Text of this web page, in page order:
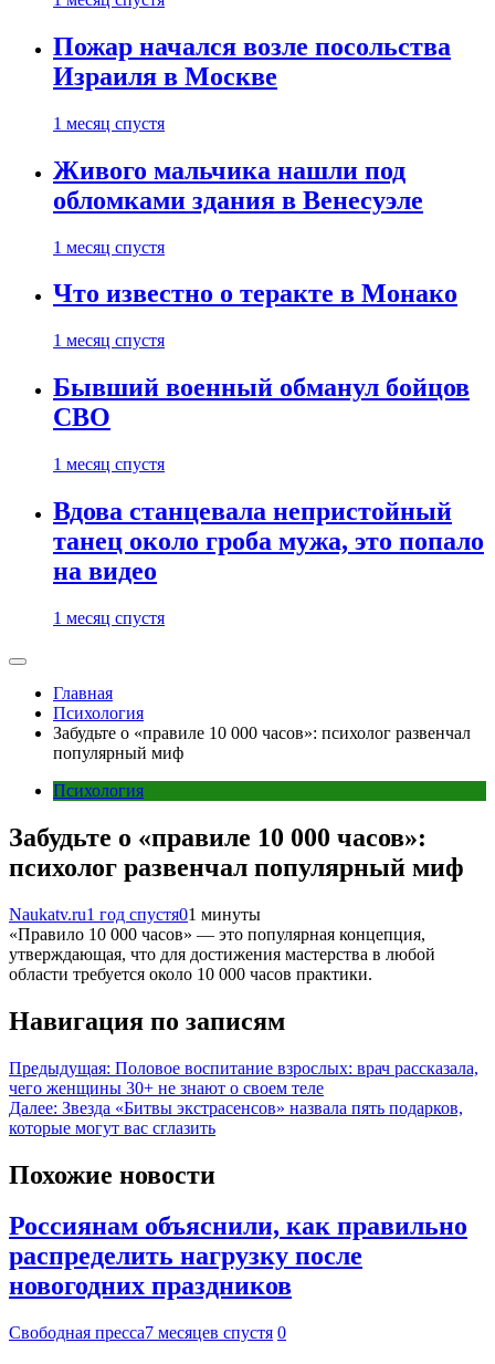
Пожар начался возле посольства
Израиля в Москве
1 месяц спустя
Живого мальчика нашли под
обломками здания в Венесуэле
1 месяц спустя
Что известно о теракте в Монако
1 месяц спустя
Бывший военный обманул бойцов
СВО
1 месяц спустя
Вдова станцевала непристойный
танец около гроба мужа, это попало
на видео
1 месяц спустя
Главная
Психология
Забудьте о «правиле 10 000 часов»: психолог развенчал
популярный миф
Психология
Забудьте о «правиле 10 000 часов»:
психолог развенчал популярный миф
Naukatv.ru1 год спустя01 минуты
«Правило 10 000 часов» — это популярная концепция,
утверждающая, что для достижения мастерства в любой
области требуется около 10 000 часов практики.
Навигация по записям
Предыдущая: Половое воспитание взрослых: врач рассказала,
чего женщины 30+ не знают о своем теле
Далее: Звезда «Битвы экстрасенсов» назвала пять подарков,
которые могут вас сглазить
Похожие новости
Россиянам объяснили, как правильно
распределить нагрузку после
новогодних праздников
Свободная пресса7 месяцев спустя 0